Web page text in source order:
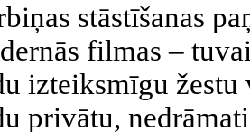
stāstīšanas
filmas –
izteiksmīgu
privātu,